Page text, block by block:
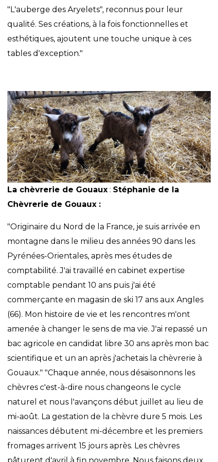
"L'auberge des Aryelets", reconnus pour leur
qualité. Ses créations, à la fois fonctionnelles et
esthétiques, ajoutent une touche unique à ces
tables d'exception."
La chèvrerie de Gouaux : Stéphanie de la
Chèvrerie de Gouaux :
"Originaire du Nord de la France, je suis arrivée en
montagne dans le milieu des années 90 dans les
Pyrénées-Orientales, après mes études de
comptabilité. J'ai travaillé en cabinet expertise
comptable pendant 10 ans puis j'ai été
commerçante en magasin de ski 17 ans aux Angles
(66). Mon histoire de vie et les rencontres m'ont
amenée à changer le sens de ma vie. J'ai repassé un
bac agricole en candidat libre 30 ans après mon bac
scientifique et un an après j'achetais la chèvrerie à
Gouaux." "Chaque année, nous désaisonnons les
chèvres c'est-à-dire nous changeons le cycle
naturel et nous l'avançons début juillet au lieu de
mi-août. La gestation de la chèvre dure 5 mois. Les
naissances débutent mi-décembre et les premiers
fromages arrivent 15 jours après. Les chèvres